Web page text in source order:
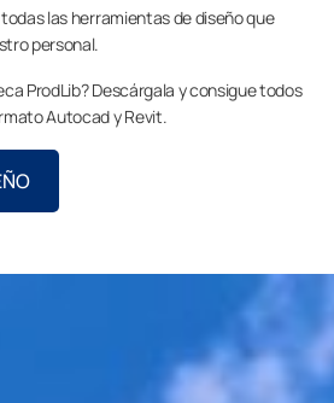
las herramientas de diseño que
personal.
ProdLib? Descárgala y consigue todos
Autocad y Revit.